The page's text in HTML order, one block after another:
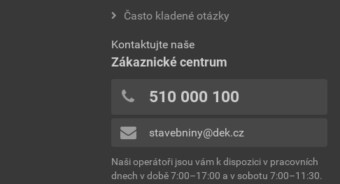
Často kladené otázky
Kontaktujte naše
Zákaznické centrum
510 000 100
stavebniny@dek.cz
Naši operátoři jsou vám k dispozici v pracovních
dnech v době 7:00–17:00 a v sobotu 7:00–11:30.